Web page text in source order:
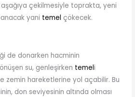
çekilmesiyle toprakta, yeni
yani temel çökecek.
de donarken hacminin
su, genleşirken temeli
zemin hareketlerine yol açabilir. Bu
don seviyesinin altında olması